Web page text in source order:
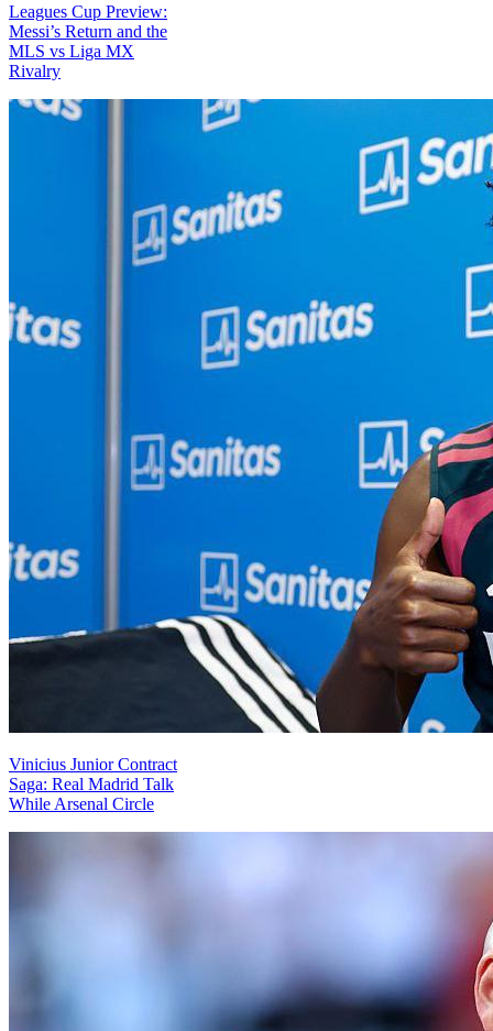
Leagues Cup Preview:
Messi’s Return and the
MLS vs Liga MX
Rivalry
Vinicius Junior Contract
Saga: Real Madrid Talk
While Arsenal Circle